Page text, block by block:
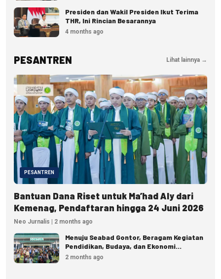
Presiden dan Wakil Presiden Ikut Terima
THR, Ini Rincian Besarannya
4 months ago
PESANTREN Lihat lainnya →
PESANTREN
Bantuan Dana Riset untuk Ma’had Aly dari
Kemenag, Pendaftaran hingga 24 Juni 2026
Neo Jurnalis | 2 months ago
Menuju Seabad Gontor, Beragam Kegiatan
Pendidikan, Budaya, dan Ekonomi
Disiapkan
2 months ago